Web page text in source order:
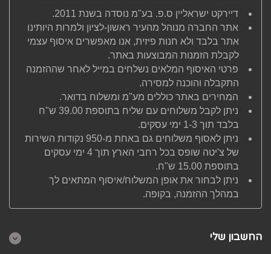
דיירקט ישראליין ס.פ. בע"מ נוסדה בשנת 2011.
אתר החברה מנוהל מהעיר ראשון-לציון ולמרות היותינו
אתר בלבד ולא חנות פיזית, אנו מאפשרים איסוף עצמי
לקבלת הזמנות המבוצעות באתר.
פרטי האיסוף המלאים נשלחים במייל לאחר שההזמנה
התקבלה והוכנה למסירה.
המחירים באתר כוללים מע"מ ומשלוח בדואר.
ניתן לקבל משלוחים עם שליח בתוספת 39.00 ש"ח
בלבד תוך 1-3 ימי עסקים.
ניתן לאסוף משלוחים גם באחת מ-950 נקודות השירות
של צ'יטה שופס בכל רחבי הארץ תוך 4 ימי עסקים
בתוספת 15.00 ש"ח.
ניתן לבחור את אופן המשלוח/איסוף המתאים לך
במהלך ההזמנה, בקופה.
החשבון שלי